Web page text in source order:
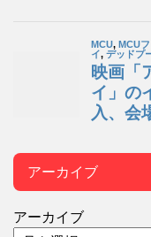
アーカイブ
アーカイブ